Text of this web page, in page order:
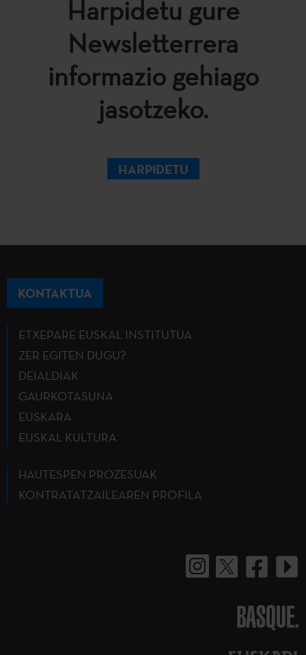
Harpidetu gure
Newsletterrera
informazio gehiago
jasotzeko.
HARPIDETU
KONTAKTUA
ETXEPARE EUSKAL INSTITUTUA
ZER EGITEN DUGU?
DEIALDIAK
GAURKOTASUNA
EUSKARA
EUSKAL KULTURA
HAUTESPEN PROZESUAK
KONTRATATZAILEAREN PROFILA
BASQUE.